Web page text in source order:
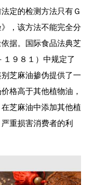
定的检测方法只有Ｇ
，该方法不能完全分
据。国际食品法典芝
１９８１）中规定了
芝麻油掺伪提供了一
格高于其他植物油，
芝麻油中添加其他植
重损害消费者的利